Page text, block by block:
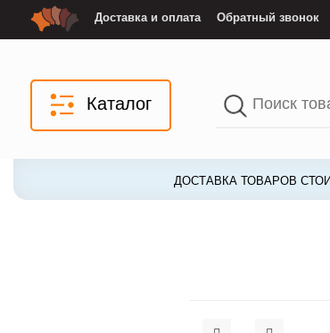
Доставка и оплата Обратный звонок
Каталог
ДОСТАВКА ТОВАРОВ